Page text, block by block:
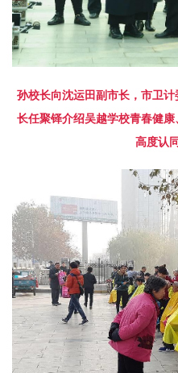
孙校长向沈运田副市长，市卫
长任聚铎介绍吴越学校青春健康
高度认